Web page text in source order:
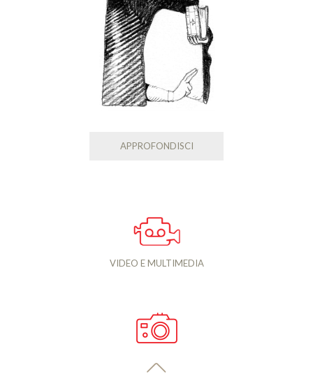
APPROFONDISCI
VIDEO E MULTIMEDIA